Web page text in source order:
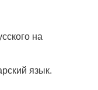
на
язык.